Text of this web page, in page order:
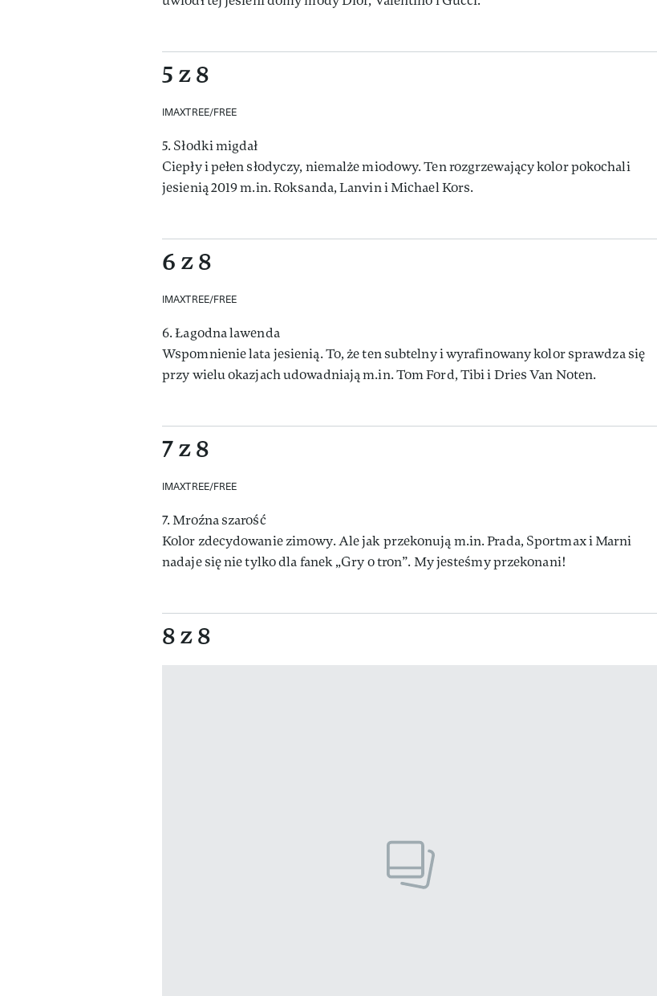
5 z 8
IMAXTREE/FREE
5. Słodki migdał
Ciepły i pełen słodyczy, niemalże miodowy. Ten rozgrzewający kolor pokochali
jesienią 2019 m.in. Roksanda, Lanvin i Michael Kors.
6 z 8
IMAXTREE/FREE
6. Łagodna lawenda
Wspomnienie lata jesienią. To, że ten subtelny i wyrafinowany kolor sprawdza się
przy wielu okazjach udowadniają m.in. Tom Ford, Tibi i Dries Van Noten.
7 z 8
IMAXTREE/FREE
7. Mroźna szarość
Kolor zdecydowanie zimowy. Ale jak przekonują m.in. Prada, Sportmax i Marni
nadaje się nie tylko dla fanek „Gry o tron”. My jesteśmy przekonani!
8 z 8